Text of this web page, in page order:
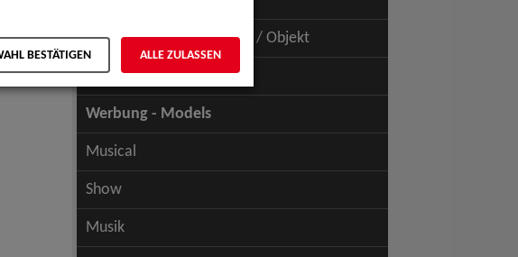
Schauspiel - Figur / Puppe / Objekt
Werbung - Talents
Werbung - Models
Musical
Show
Musik
BESTÄTIGEN ALLE ZULASSEN